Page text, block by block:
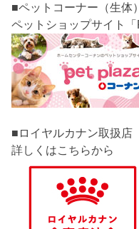
■ペットコーナー（生体）
■ロイヤルカナン取扱店